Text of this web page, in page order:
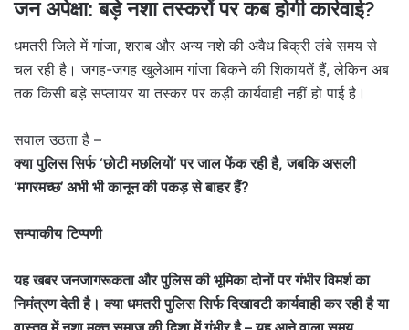
जन अपेक्षा: बड़े नशा तस्करों पर कब होगी कार्रवाई?
धमतरी जिले में गांजा, शराब और अन्य नशे की अवैध बिक्री लंबे समय से
चल रही है। जगह-जगह खुलेआम गांजा बिकने की शिकायतें हैं, लेकिन अब
तक किसी बड़े सप्लायर या तस्कर पर कड़ी कार्यवाही नहीं हो पाई है।
सवाल उठता है –
क्या पुलिस सिर्फ ‘छोटी मछलियों’ पर जाल फेंक रही है, जबकि असली
‘मगरमच्छ’ अभी भी कानून की पकड़ से बाहर हैं?
सम्पाकीय टिप्पणी
यह खबर जनजागरूकता और पुलिस की भूमिका दोनों पर गंभीर विमर्श का
निमंत्रण देती है। क्या धमतरी पुलिस सिर्फ दिखावटीकार्यवाहीकर रही है या